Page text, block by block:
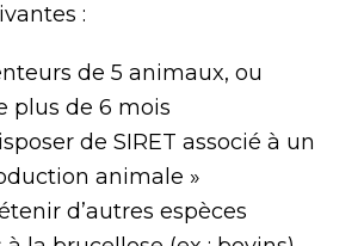
:
de 5 animaux, ou
plus de 6 mois
de SIRET associé à un
animale »
d’autres espèces